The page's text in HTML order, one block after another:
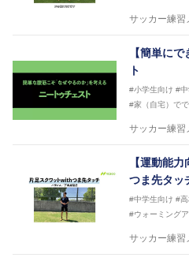
サッカー練習
【簡単に
ト
#小学生向け #中
#家（自宅）で
サッカー練習
【運動能
つま先タッ
#中学生向け #高
#ウォーミング
サッカー練習